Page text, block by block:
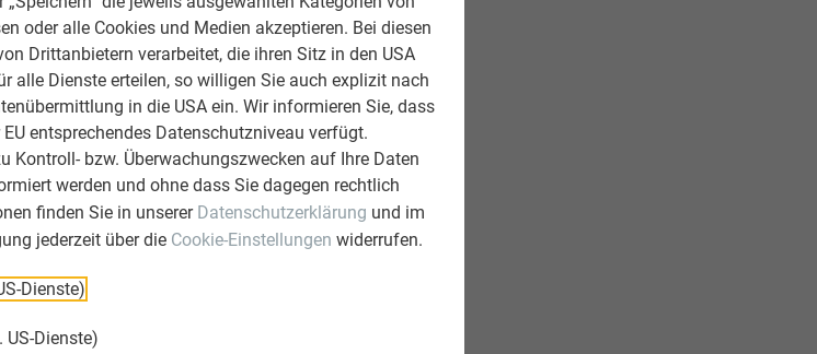
oder alle Cookies und Medien akzeptieren. Bei diesen
Drittanbietern verarbeitet, die ihren Sitz in den USA
alle Dienste erteilen, so willigen Sie auch explizit nach
in die USA ein. Wir informieren Sie, dass
entsprechendes Datenschutzniveau verfügt.
Kontroll- bzw. Überwachungszwecken auf Ihre Daten
werden und ohne dass Sie dagegen rechtlich
finden Sie in unserer Datenschutzerklärung und im
jederzeit über die Cookie-Einstellungen widerrufen.
Dienste)
Dienste)